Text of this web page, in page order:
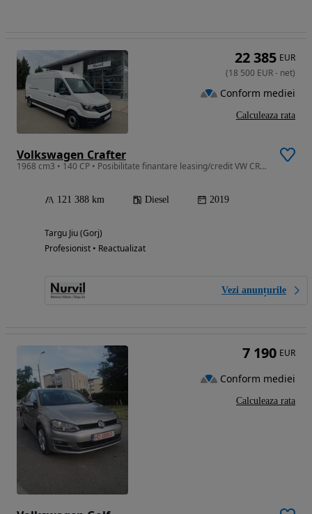
Volkswagen Crafter
1968 cm3 • 140 CP • Posibilitate finantare leasing/credit VW CRAFTER L4H3
121 388 km Diesel 2019
Targu Jiu (Gorj)
Profesionist • Reactualizat
Vezi anunțurile
22 385 EUR
(18 500 EUR- net)
Conform mediei
Calculeaza rata
7 190 EUR
Conform mediei
Calculeaza rata